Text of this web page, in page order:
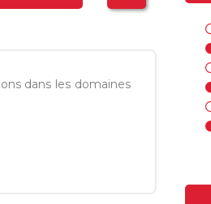
dans les domaines